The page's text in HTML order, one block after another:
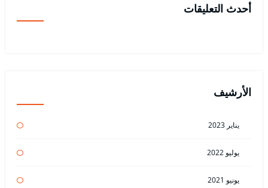
أحدث التعليقات
الأرشيف
يناير 2023
يوليو 2022
يونيو 2021